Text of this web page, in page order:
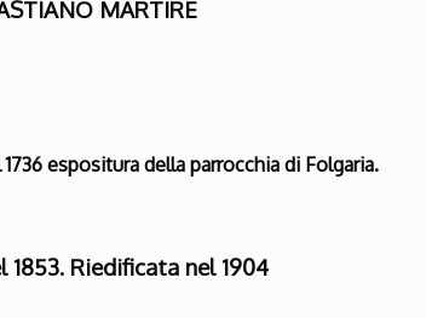
MARTIRE
espositura della parrocchia di Folgaria.
Riedificata nel 1904